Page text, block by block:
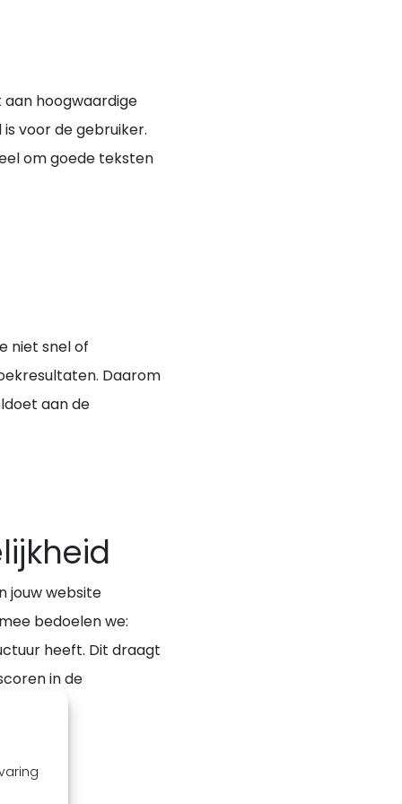
hoogwaardige
voor de gebruiker.
om goede teksten
niet snel of
Daarom
aan de
jouw website
bedoelen we:
heeft. Dit draagt
in de